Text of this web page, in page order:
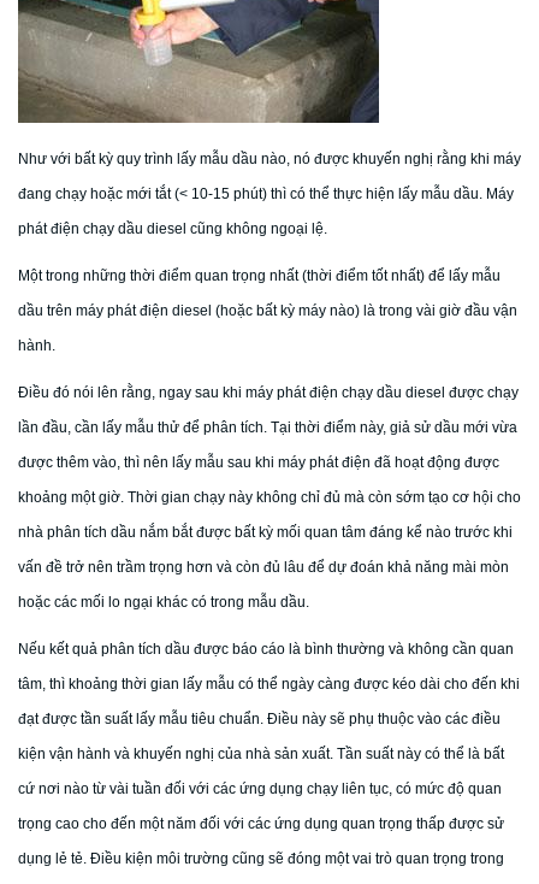
Như với bất kỳ quy trình lấy mẫu dầu nào, nó được khuyến nghị rằng khi máy
đang chạy hoặc mới tắt (< 10-15 phút) thì có thể thực hiện lấy mẫu dầu. Máy
phát điện chạy dầu diesel cũng không ngoại lệ.
Một trong những thời điểm quan trọng nhất (thời điểm tốt nhất) để lấy mẫu
dầu trên máy phát điện diesel (hoặc bất kỳ máy nào) là trong vài giờ đầu vận
hành.
Điều đó nói lên rằng, ngay sau khi máy phát điện chạy dầu diesel được chạy
lần đầu, cần lấy mẫu thử để phân tích. Tại thời điểm này, giả sử dầu mới vừa
được thêm vào, thì nên lấy mẫu sau khi máy phát điện đã hoạt động được
khoảng một giờ. Thời gian chạy này không chỉ đủ mà còn sớm tạo cơ hội cho
nhà phân tích dầu nắm bắt được bất kỳ mối quan tâm đáng kể nào trước khi
vấn đề trở nên trầm trọng hơn và còn đủ lâu để dự đoán khả năng mài mòn
hoặc các mối lo ngại khác có trong mẫu dầu.
Nếu kết quả phân tích dầu được báo cáo là bình thường và không cần quan
tâm, thì khoảng thời gian lấy mẫu có thể ngày càng được kéo dài cho đến khi
đạt được tần suất lấy mẫu tiêu chuẩn. Điều này sẽ phụ thuộc vào các điều
kiện vận hành và khuyến nghị của nhà sản xuất. Tần suất này có thể là bất
cứ nơi nào từ vài tuần đối với các ứng dụng chạy liên tục, có mức độ quan
trọng cao cho đến một năm đối với các ứng dụng quan trọng thấp được sử
dụng lẻ tẻ. Điều kiện môi trường cũng sẽ đóng một vai trò quan trọng trong